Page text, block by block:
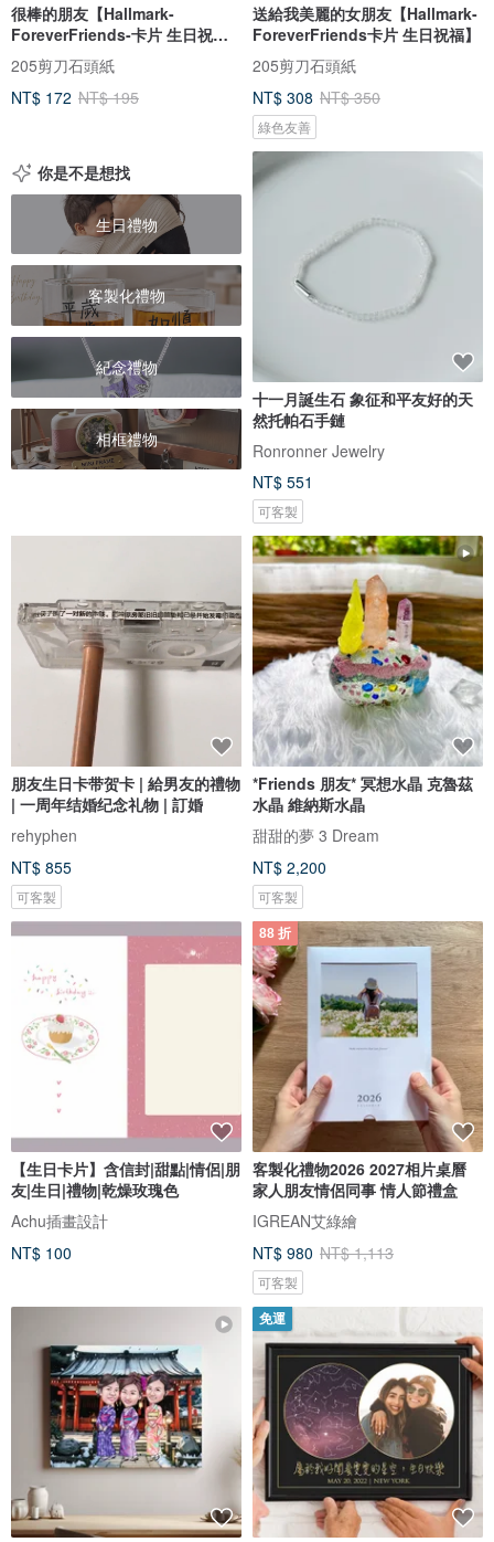
很棒的朋友【Hallmark-
ForeverFriends-卡片 生日祝
205剪刀石頭紙
NT$ 172 NT$ 195
送給我美麗的女朋友【Hallmark-
ForeverFriends卡片 生日祝福】
205剪刀石頭紙
NT$ 308 NT$ 350
綠色友善
你是不是想找
生日禮物
客製化禮物
紀念禮物
相框禮物
十一月誕生石 象征和平友好的天
然托帕石手鏈
Ronronner Jewelry
NT$ 551
可客製
朋友生日卡带贺卡 | 給男友的禮物
| 一周年结婚纪念礼物 | 訂婚
rehyphen
NT$ 855
可客製
*Friends 朋友* 冥想水晶 克魯茲
水晶 維納斯水晶
甜甜的夢 3 Dream
NT$ 2,200
可客製
【生日卡片】含信封|甜點|情侶|朋
友|生日|禮物|乾燥玫瑰色
Achu插畫設計
NT$ 100
88 折
客製化禮物2026 2027相片桌曆
家人朋友情侶同事 情人節禮盒
IGREAN艾綠繪
NT$ 980 NT$ 1,113
可客製
免運